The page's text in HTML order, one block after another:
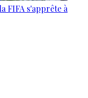
FIFA s'apprête à